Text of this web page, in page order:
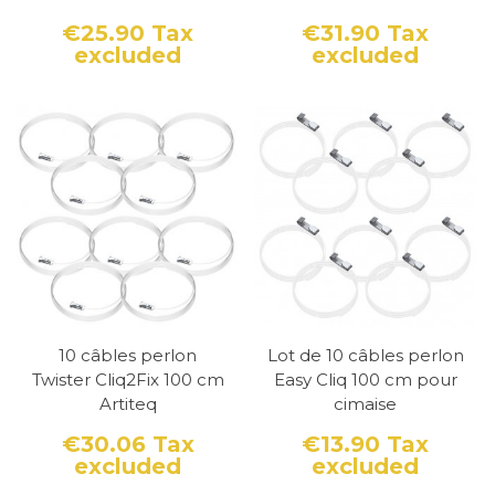
et peuvent pour certains modèles supporter
jusqu’à 40 kg, en faisant donc la solution
tableau lourd Le crochets autobloquants,
comme le modèle H100, convient à tous les
types d’accroches et constitue une alternative
très pratique. Vous pouvez également trouvé
des modèles sécurisés pour éviter à vos
cadres et tableaux de tomber
Le cas particulier des
tiges pour fixation de
cadre lourd
Price
€25.90 Tax
excluded
Price
€31.90 Tax
excluded
10 câbles perlon
Twister Cliq2Fix 100 cm
Artiteq
Price
€30.06 Tax
excluded
Lot de 10 câbles perlon
Easy Cliq 100 cm pour
cimaise
Price
€13.90 Tax
excluded